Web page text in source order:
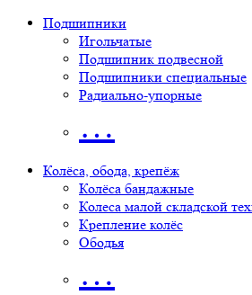
Подшипники
Игольчатые
Подшипник подвесной
Подшипники специальные
Радиально-упорные
…
Колёса, обода, крепёж
Колёса бандажные
Колеса малой складской
Крепление колёс
Ободья
…